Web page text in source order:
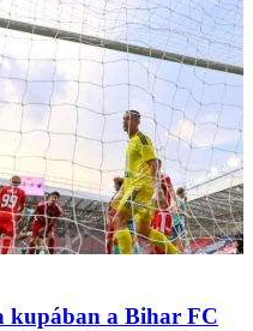
kupában a Bihar FC